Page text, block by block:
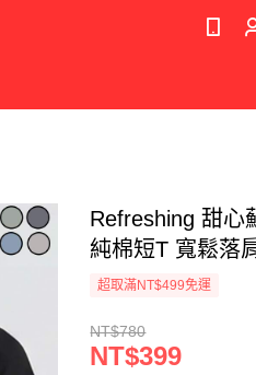
Refreshing 甜心
純棉短T 寬鬆落
超取滿NT$499免運
NT$780
NT$399